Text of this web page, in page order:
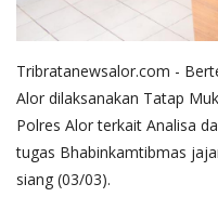
Tribratanewsalor.com -
Alor dilaksanakan Tatap
Polres Alor terkait Analisa
tugas Bhabinkamtibmas
siang (03/03).